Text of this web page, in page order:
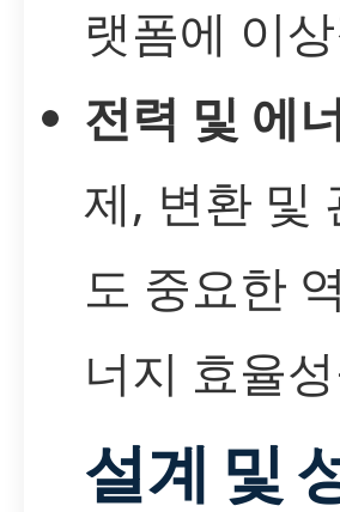
랫폼에 이
전력 및 에
제, 변환 및
도 중요한
너지 효율
설계 및